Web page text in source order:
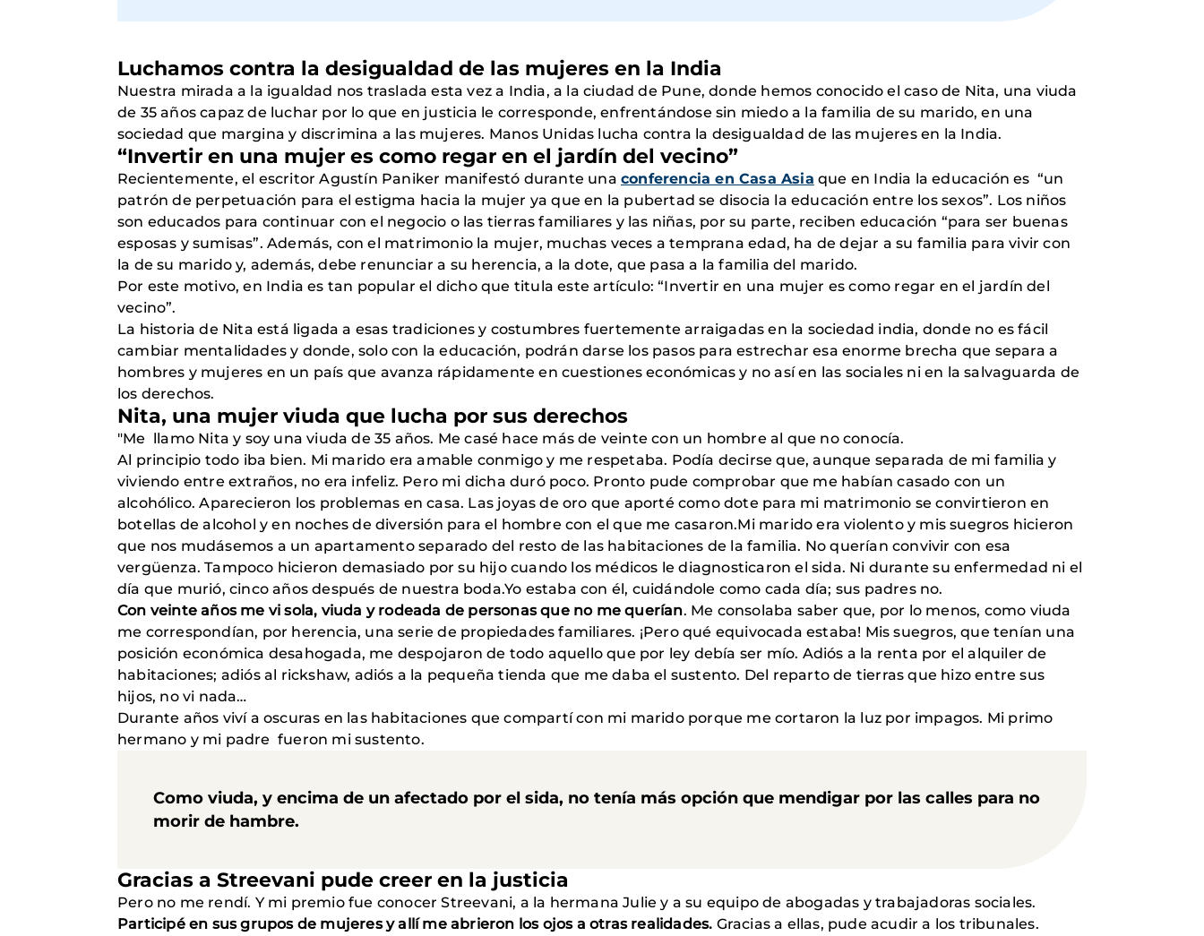
Luchamos contra la desigualdad de las mujeres en la India
Nuestra mirada a la igualdad nos traslada esta vez a India, a la ciudad de Pune, donde hemos conocido el caso de Nita, una viuda
de 35 años capaz de luchar por lo que en justicia le corresponde, enfrentándose sin miedo a la familia de su marido, en una
sociedad que margina y discrimina a las mujeres. Manos Unidas lucha contra la desigualdad de las mujeres en la India.
“Invertir en una mujer es como regar en el jardín del vecino”
Recientemente, el escritor Agustín Paniker manifestó durante una conferencia en Casa Asia que en India la educación es “un
patrón de perpetuación para el estigma hacia la mujer ya que en la pubertad se disocia la educación entre los sexos”. Los niños
son educados para continuar con el negocio o las tierras familiares y las niñas, por su parte, reciben educación “para ser buenas
esposas y sumisas”. Además, con el matrimonio la mujer, muchas veces a temprana edad, ha de dejar a su familia para vivir con
la de su marido y, además, debe renunciar a su herencia, a la dote, que pasa a la familia del marido.
Por este motivo, en India es tan popular el dicho que titula este artículo: “Invertir en una mujer es como regar en el jardín del
vecino”.
La historia de Nita está ligada a esas tradiciones y costumbres fuertemente arraigadas en la sociedad india, donde no es fácil
cambiar mentalidades y donde, solo con la educación, podrán darse los pasos para estrechar esa enorme brecha que separa a
hombres y mujeres en un país que avanza rápidamente en cuestiones económicas y no así en las sociales ni en la salvaguarda de
los derechos.
Nita, una mujer viuda que lucha por sus derechos
"Me llamo Nita y soy una viuda de 35 años. Me casé hace más de veinte con un hombre al que no conocía.
Al principio todo iba bien. Mi marido era amable conmigo y me respetaba. Podía decirse que, aunque separada de mi familia y
viviendo entre extraños, no era infeliz. Pero mi dicha duró poco. Pronto pude comprobar que me habían casado con un
alcohólico. Aparecieron los problemas en casa. Las joyas de oro que aporté como dote para mi matrimonio se convirtieron en
botellas de alcohol y en noches de diversión para el hombre con el que me casaron.Mi marido era violento y mis suegros hicieron
que nos mudásemos a un apartamento separado del resto de las habitaciones de la familia. No querían convivir con esa
vergüenza. Tampoco hicieron demasiado por su hijo cuando los médicos le diagnosticaron el sida. Ni durante su enfermedad ni el
día que murió, cinco años después de nuestra boda.Yo estaba con él, cuidándole como cada día; sus padres no.
Con veinte años me vi sola, viuda y rodeada de personas que no me querían. Me consolaba saber que, por lo menos, como viuda
me correspondían, por herencia, una serie de propiedades familiares. ¡Pero qué equivocada estaba! Mis suegros, que tenían una
posición económica desahogada, me despojaron de todo aquello que por ley debía ser mío. Adiós a la renta por el alquiler de
habitaciones; adiós al rickshaw, adiós a la pequeña tienda que me daba el sustento. Del reparto de tierras que hizo entre sus
hijos, no vi nada…
Durante años viví a oscuras en las habitaciones que compartí con mi marido porque me cortaron la luz por impagos. Mi primo
hermano y mi padre fueron mi sustento.
Como viuda, y encima de un afectado por el sida, no tenía más opción que mendigar por las calles para no
morir de hambre.
Gracias a Streevani pude creer en la justicia
Pero no me rendí. Y mi premio fue conocer Streevani, a la hermana Julie y a su equipo de abogadas y trabajadoras sociales.
Participé en sus grupos de mujeres y allí me abrieron los ojos a otras realidades. Gracias a ellas, pude acudir a los tribunales.